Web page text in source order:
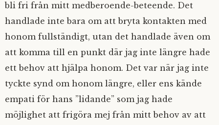
bli fri från mitt medberoende-beteende. Det
handlade inte bara om att bryta kontakten med
honom fullständigt, utan det handlade även om
att komma till en punkt där jag inte längre hade
ett behov att hjälpa honom. Det var när jag inte
tyckte synd om honom längre, eller ens kände
empati för hans ”lidande” som jag hade
möjlighet att frigöra mej från mitt behov av att